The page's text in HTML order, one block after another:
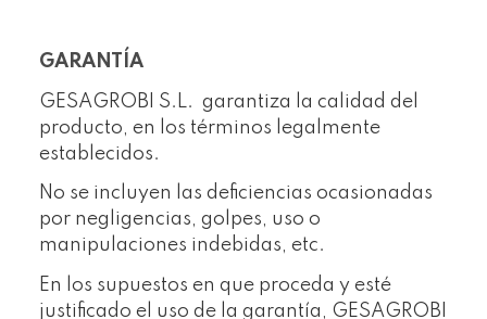
GARANTÍA
GESAGROBI S.L. garantiza la calidad del
producto, en los términos legalmente
establecidos.
No se incluyen las deficiencias ocasionadas
por negligencias, golpes, uso o
manipulaciones indebidas, etc.
En los supuestos en que proceda y esté
justificado el uso de la garantía, GESAGROBI